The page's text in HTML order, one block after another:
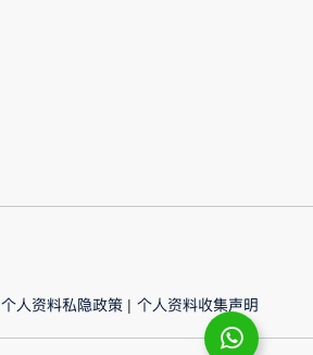
个人资料私隐政策 | 个人资料收集声明